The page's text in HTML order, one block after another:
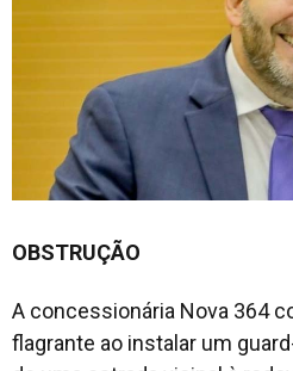
OBSTRUÇÃO
A concessionária Nova 364
flagrante ao instalar um